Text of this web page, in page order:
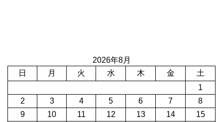
2026年8月
日
月 火 水 木 金
土
1
2
3 4 5 6 7
8
9
10 11 12 13 14 15